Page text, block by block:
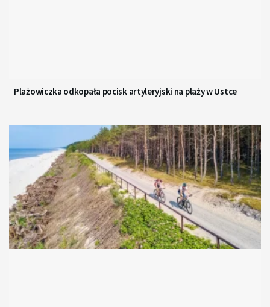
Plażowiczka odkopała pocisk artyleryjski na plaży w Ustce